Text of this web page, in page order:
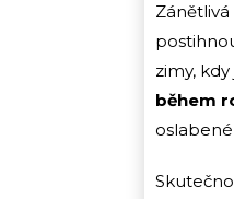
zimy,
během